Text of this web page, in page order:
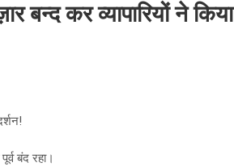
कर व्यापारियों ने किया
बंद रहा।